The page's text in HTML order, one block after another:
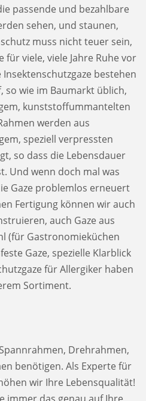
passende und bezahlbare
sehen, und staunen,
muss nicht teuer sein,
für viele, viele Jahre Ruhe vor
bestehen
so wie im Baumarkt üblich,
kunststoffummantelten
werden aus
speziell verpressten
so dass die Lebensdauer
Und wenn doch mal was
Gaze problemlos erneuert
Fertigung können wir auch
auch Gaze aus
(für Gastronomieküchen
Gaze, spezielle Klarblick
für Allergiker haben
Sortiment.
Drehrahmen,
benötigen. Als Experte für
wir Ihre Lebensqualität!